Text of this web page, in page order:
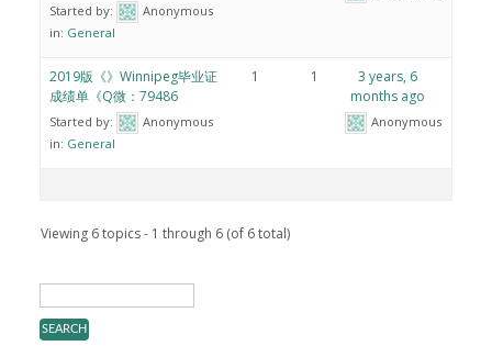
Started by:
Anonymous
in: General
2019版《》Winnipeg毕业证
成绩单《Q微：79486
Started by:
Anonymous
in: General
1 1
3 years, 6
months ago
Anonymous
Viewing 6 topics - 1 through 6 (of 6 total)